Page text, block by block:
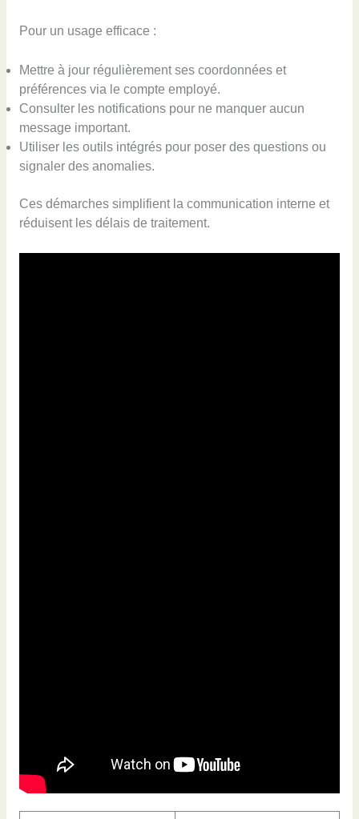
Pour un usage efficace :
Mettre à jour régulièrement ses coordonnées et
préférences via le compte employé.
Consulter les notifications pour ne manquer aucun
message important.
Utiliser les outils intégrés pour poser des questions ou
signaler des anomalies.
Ces démarches simplifient la communication interne et
réduisent les délais de traitement.